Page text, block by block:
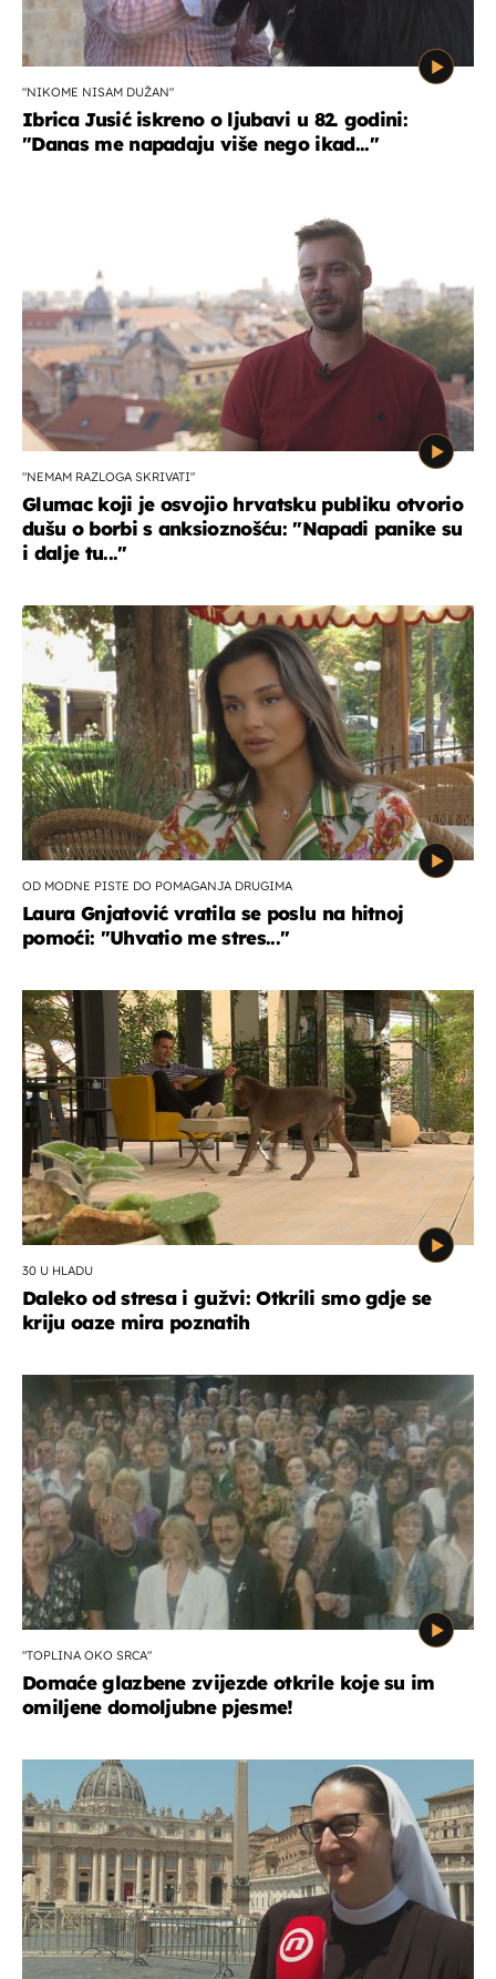
"NIKOME NISAM DUŽAN"
Ibrica Jusić iskreno o ljubavi u 82. godini:
"Danas me napadaju više nego ikad..."
"NEMAM RAZLOGA SKRIVATI"
Glumac koji je osvojio hrvatsku publiku otvorio
dušu o borbi s anksioznošću: "Napadi panike su
i dalje tu..."
OD MODNE PISTE DO POMAGANJA DRUGIMA
Laura Gnjatović vratila se poslu na hitnoj
pomoći: "Uhvatio me stres..."
30 U HLADU
Daleko od stresa i gužvi: Otkrili smo gdje se
kriju oaze mira poznatih
"TOPLINA OKO SRCA"
Domaće glazbene zvijezde otkrile koje su im
omiljene domoljubne pjesme!